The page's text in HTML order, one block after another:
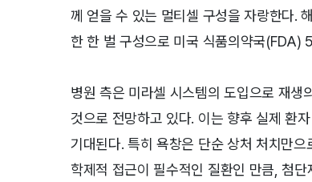
께 얻을 수 있는 멀티셀 구성을 자랑한다.
한 한 벌 구성으로 미국 식품의약국(FDA)
병원 측은 미라셀 시스템의 도입으로 재생
것으로 전망하고 있다. 이는 향후 실제 환
기대된다. 특히 욕창은 단순 상처 처치만
학제적 접근이 필수적인 질환인 만큼, 첨